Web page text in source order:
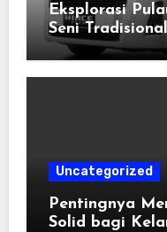
Eksplorasi
Seni
Kebudayaan
Uncategorized
Pentingnya
Solid bagi